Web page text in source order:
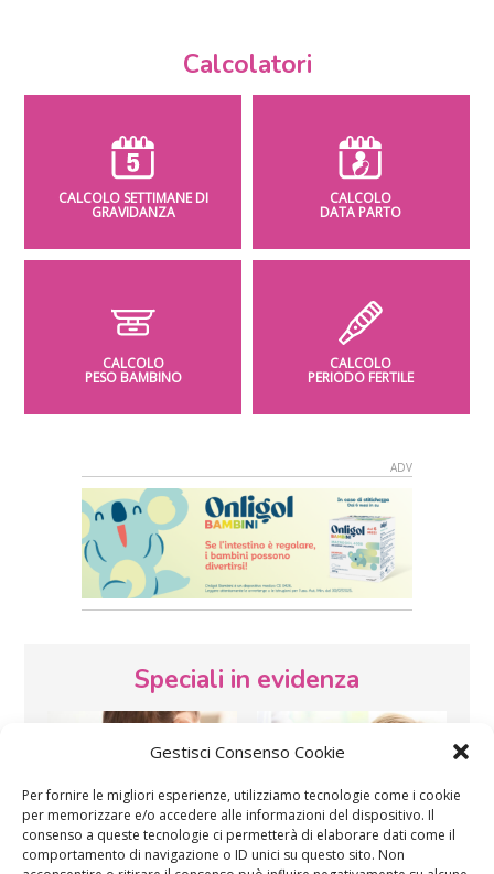
Gestisci Consenso Cookie
Per fornire le migliori esperienze, utilizziamo tecnologie come i cookie
per memorizzare e/o accedere alle informazioni del dispositivo. Il
consenso a queste tecnologie ci permetterà di elaborare dati come il
comportamento di navigazione o ID unici su questo sito. Non
Calcolatori
CALCOLO SETTIMANE DI
GRAVIDANZA
CALCOLO
DATA PARTO
CALCOLO
PESO BAMBINO
CALCOLO
PERIODO FERTILE
Speciali in evidenza
Vaccini SOS Pediatra